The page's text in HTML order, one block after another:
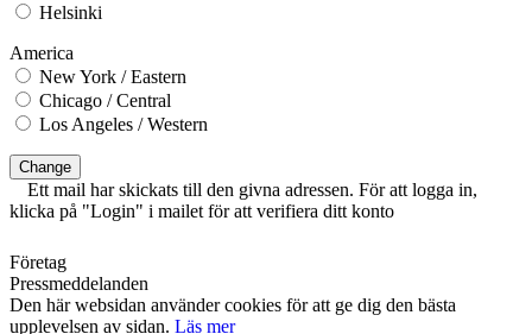
Helsinki
America
New York / Eastern
Chicago / Central
Los Angeles / Western
Change
Ett mail har skickats till den givna adressen. För att logga in,
klicka på "Login" i mailet för att verifiera ditt konto
Företag
Pressmeddelanden
Den här websidan använder cookies för att ge dig den bästa
upplevelsen av sidan. Läs mer